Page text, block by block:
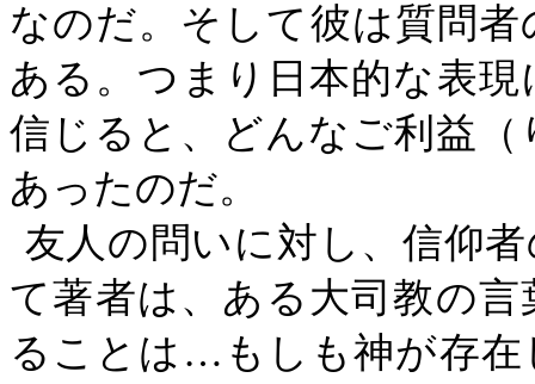
なのだ。そして彼は質問
ある。つまり日本的な表
信じると、どんなご利益
あったのだ。
友人の問いに対し、信仰
て著者は、ある大司教の
ることは…もしも神が存在